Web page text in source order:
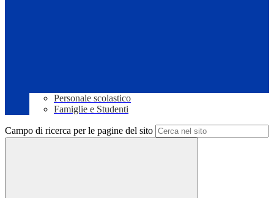
Personale scolastico
Famiglie e Studenti
Campo di ricerca per le pagine del sito